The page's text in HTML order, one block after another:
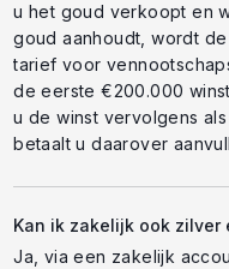
u het goud verkoopt en
goud aanhoudt, wordt
tarief voor
de eerste €200.000
u de winst vervolgens
betaalt u daarover
Kan ik zakelijk ook zilver
Ja, via een zakelijk